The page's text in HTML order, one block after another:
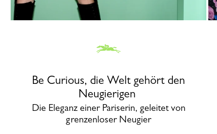
Be Curious, die Welt gehört den
Neugierigen
Die Eleganz einer Pariserin, geleitet von
grenzenloser Neugier